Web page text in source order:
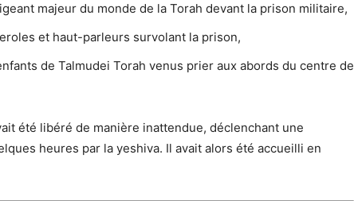
majeur du monde de la Torah devant la prison militaire,
et haut-parleurs survolant la prison,
de Talmudei Torah venus prier aux abords du centre de
été libéré de manière inattendue, déclenchant une
heures par la yeshiva. Il avait alors été accueilli en